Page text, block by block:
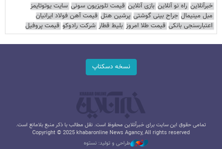
خبرآنلاین راه نو آنلاین بازی آنلاین قیمت تلویزیون سونی سایت یوتوتایمز
مبل مینیمال جراح بینی گوشتی پرشین هتل قیمت آهن فولاد ایرانیان
اعتبارسنجی بانکی قیمت طلا امروز بلیط قطار شرکت رادوکو قیمت پروفیل
نسخه دسکتاپ
تمامی حقوق این سایت برای خبرآنلاین محفوظ است. نقل مطالب با ذکر منبع بلامانع است.
Copyright © 2025 khabaronline News Agancy, All rights reserved
طراحی و تولید: نستوه